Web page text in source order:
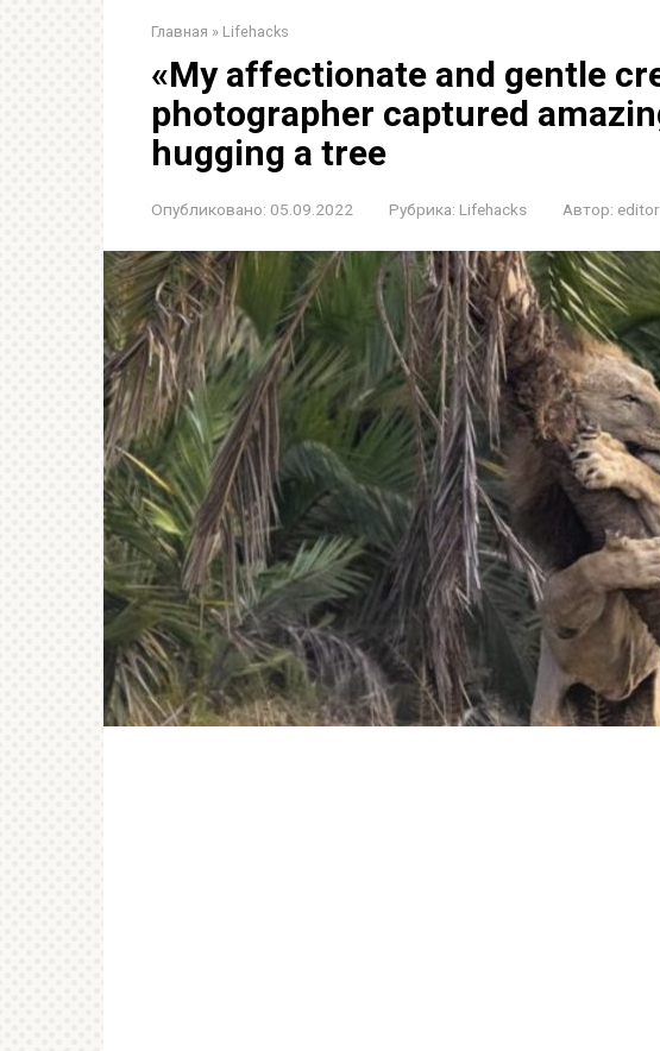
Главная » Lifehacks
«My affectionate and gentle
photographer captured
hugging a tree
Опубликовано: 05.09.2022 Рубрика: Lifehacks Автор: editor